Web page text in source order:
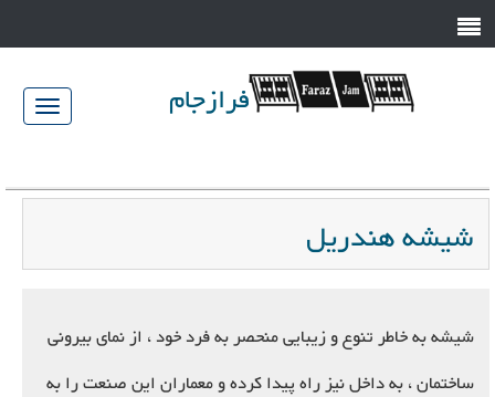
34583446/7
فرازجام
شیشه هندریل
شیشه به خاطر تنوع و زیبایی منحصر به فرد خود ، از نمای بیرونی
ساختمان ، به داخل نیز راه پیدا کرده و معماران این صنعت را به